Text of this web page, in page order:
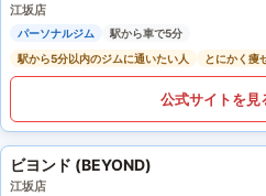
江坂店
パーソナルジム
駅から車で5分
駅から5分以内のジムに通いたい人
とにかく痩
公式サイトを見
ビヨンド (BEYOND)
江坂店